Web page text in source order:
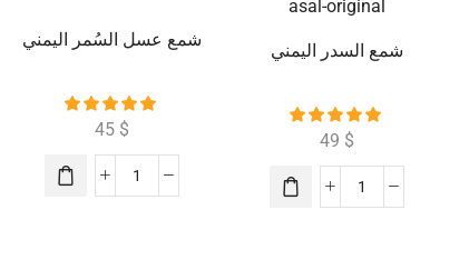
شمع السدر اليمني
49 $
شمع عسل السُمر اليمني
45 $